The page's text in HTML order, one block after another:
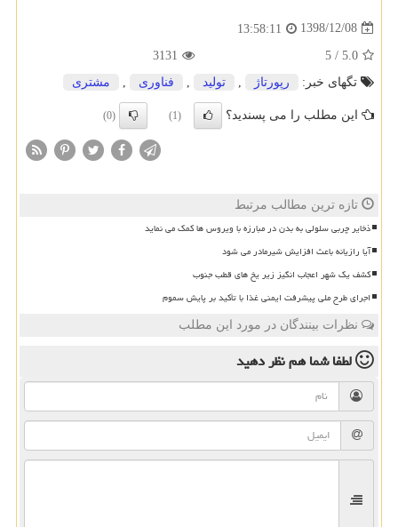
1398/12/08
13:58:11
5.0
/
5
3131
تگهای خبر:
رپورتاژ تولید فناوری مشتری
این مطلب را می پسندید؟ (1)
(0)
تازه ترین مطالب مرتبط
ذخایر چربی سلولی به بدن در مبارزه با ویروس ها کمک می نماید
آیا رازیانه باعث افزایش شیرمادر می شود
کشف یک شهر اعجاب انگیز زیر یخ های قطب جنوب
اجرای طرح ملی پیشرفت ایمنی غذا با تأکید بر پایش سموم
نظرات بینندگان در مورد این مطلب
لطفا شما همنظر دهید